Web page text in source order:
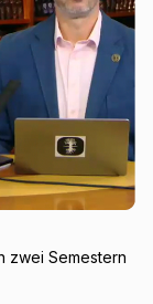
zwei Semestern